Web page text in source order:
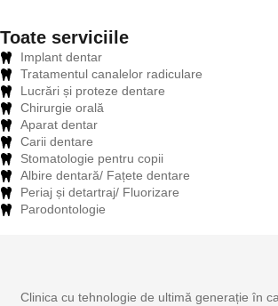
Toate serviciile
Implant dentar
Tratamentul canalelor radiculare
Lucrări și proteze dentare
Chirurgie orală
Aparat dentar
Carii dentare
Stomatologie pentru copii
Albire dentară/ Fațete dentare
Periaj și detartraj/ Fluorizare
Parodontologie
Clinica cu tehnologie de ultimă generație în